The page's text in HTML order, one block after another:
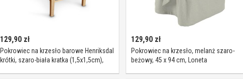
129,90 zł
Pokrowiec na krzesło barowe Henriksdal
krótki, szaro-biała kratka (1,5x1,5cm),
129,90zł
Pokrowiec na krzesło, melanż szaro-
beżowy, 45 x 94 cm, Loneta